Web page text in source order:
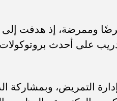
كانت دورة حديثي الولادة، وشارك فيها 25 ممرضًا
على أحدث
التمريض، وبمشاركة